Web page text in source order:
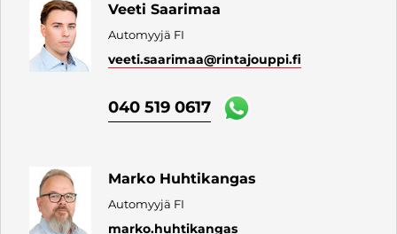
Veeti Saarimaa
Automyyjä FI
veeti.saarimaa@rintajouppi.fi
040 519 0617
Marko Huhtikangas
Automyyjä FI
marko.huhtikangas